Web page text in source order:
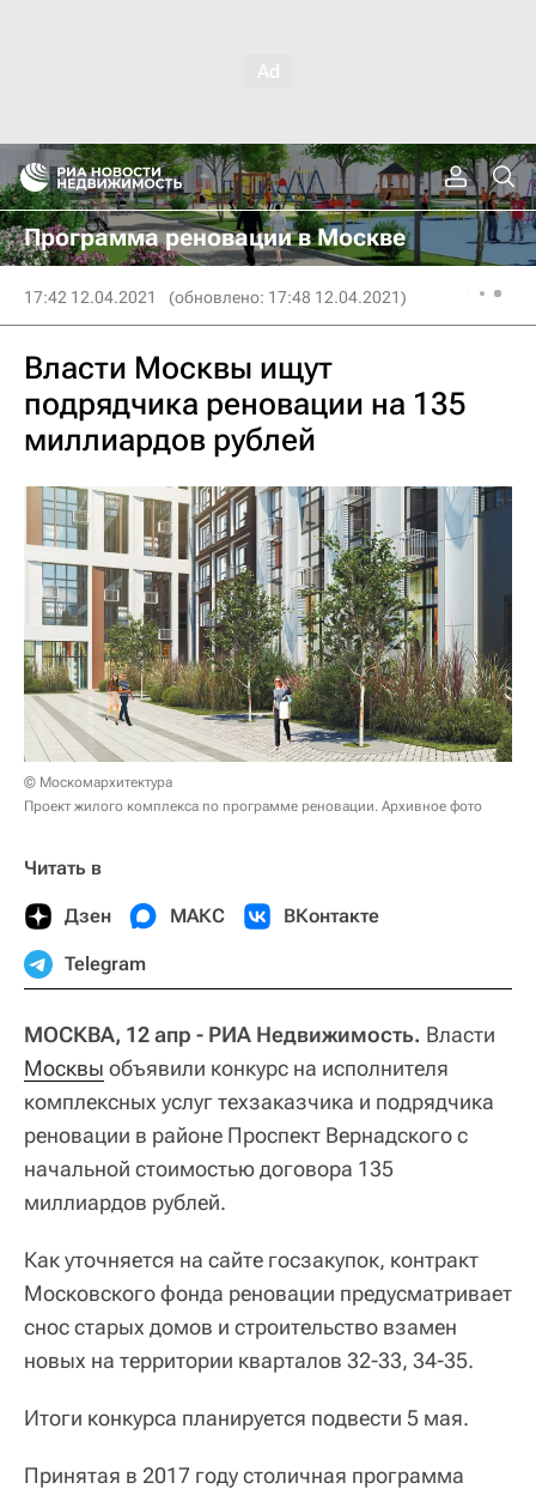
Программа реновации в Москве
17:42 12.04.2021 (обновлено: 17:48 12.04.2021)
Власти Москвы ищут
подрядчика реновации на 135
миллиардов рублей
© Москомархитектура
Проект жилого комплекса по программе реновации. Архивное фото
Читать в
Дзен МАКС ВКонтакте
Telegram
МОСКВА, 12 апр - РИА Недвижимость. Власти
Москвы объявили конкурс на исполнителя
комплексных услуг техзаказчика и подрядчика
реновации в районе Проспект Вернадского с
начальной стоимостью договора 135
миллиардов рублей.
Как уточняется на сайте госзакупок, контракт
Московского фонда реновации предусматривает
снос старых домов и строительство взамен
новых на территории кварталов 32-33, 34-35.
Итоги конкурса планируется подвести 5 мая.
Принятая в 2017 году столичная программа